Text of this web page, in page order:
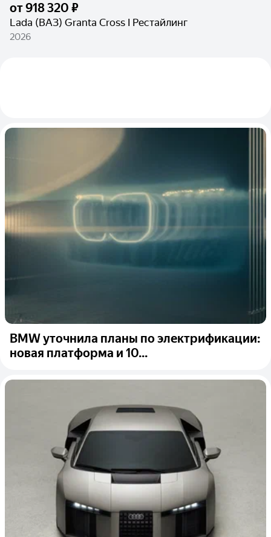
от918 320 ₽
Lada (ВАЗ) Granta Cross I Рестайлинг
2026
BMW уточнила планы по электрификации:
новая платформа и 10...